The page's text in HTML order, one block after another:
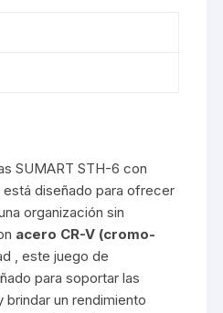
SUMART STH-6 con
diseñado para ofrecer
organización sin
acero CR-V (cromo-
, este juego de
para soportar las
un rendimiento